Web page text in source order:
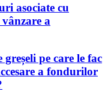
asociate cu
a
pe care le fac
a fondurilor